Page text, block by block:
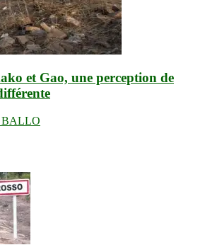
et Gao, une perception de
BALLO